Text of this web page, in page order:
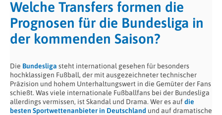
Welche Transfers formen die
Prognosen für die Bundesliga in
der kommenden Saison?
Die Bundesliga steht international gesehen für besonders
hochklassigen Fußball, der mit ausgezeichneter technischer
Präzision und hohem Unterhaltungswert in die Gemüter der Fans
schießt. Was viele internationale Fußballfans bei der Bundesliga
allerdings vermissen, ist Skandal und Drama. Wer es auf die
besten Sportwettenanbieter in Deutschland und auf dramatische